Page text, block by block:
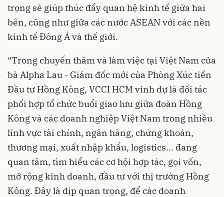
trọng sẽ giúp thúc đẩy quan hệ kinh tế giữa hai
bên, cũng như giữa các nước ASEAN với các nền
kinh tế Đông Á và thế giới.
“Trong chuyến thăm và làm việc tại Việt Nam của
bà Alpha Lau - Giám đốc mới của Phòng Xúc tiến
Đầu tư Hồng Kông, VCCI HCM vinh dự là đối tác
phối hợp tổ chức buổi giao lưu giữa đoàn Hồng
Kông và các doanh nghiệp Việt Nam trong nhiều
lĩnh vực tài chính, ngân hàng, chứng khoán,
thương mại, xuất nhập khẩu, logistics... đang
quan tâm, tìm hiểu các cơ hội hợp tác, gọi vốn,
mở rộng kinh doanh, đầu tư với thị trường Hồng
Kông. Đây là dịp quan trọng, để các doanh